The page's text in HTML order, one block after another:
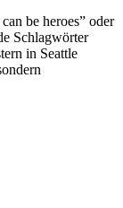
be heroes” oder
Schlagwörter
in Seattle